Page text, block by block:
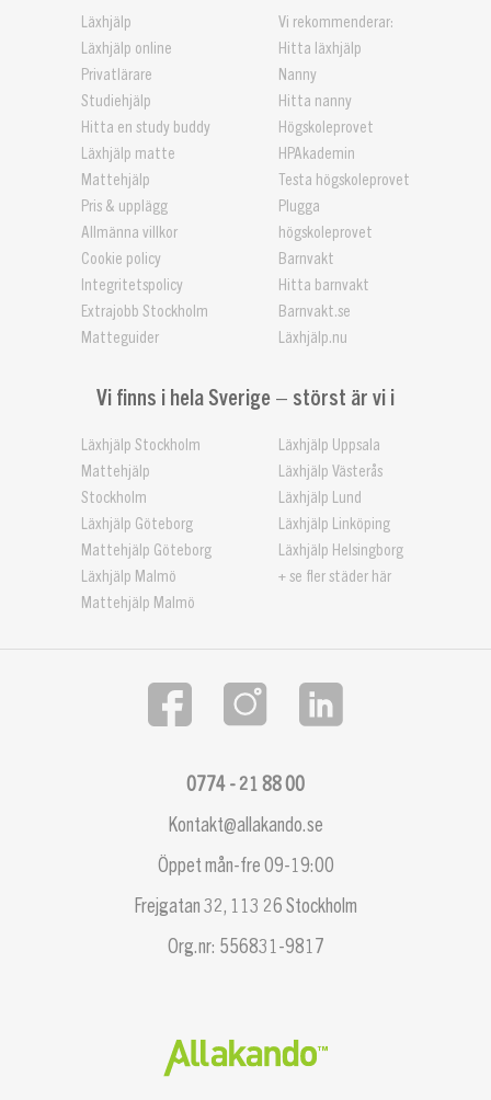
Läxhjälp
Läxhjälp online
Privatlärare
Studiehjälp
Hitta en study buddy
Läxhjälp matte
Mattehjälp
Pris & upplägg
Allmänna villkor
Cookie policy
Integritetspolicy
Extrajobb Stockholm
Matteguider
Vi rekommenderar:
Hitta läxhjälp
Nanny
Hitta nanny
Högskoleprovet
HPAkademin
Testa högskoleprovet
Plugga
högskoleprovet
Barnvakt
Hitta barnvakt
Barnvakt.se
Läxhjälp.nu
Vi finns i hela Sverige – störst är vi i
Läxhjälp Stockholm
Mattehjälp
Stockholm
Läxhjälp Göteborg
Mattehjälp Göteborg
Läxhjälp Malmö
Mattehjälp Malmö
Läxhjälp Uppsala
Läxhjälp Västerås
Läxhjälp Lund
Läxhjälp Linköping
Läxhjälp Helsingborg
+ se fler städer här
Kontakt@allakando.se
0774 - 21 88 00
Öppet mån-fre 09-19:00
Frejgatan 32, 113 26 Stockholm
Org.nr: 556831-9817